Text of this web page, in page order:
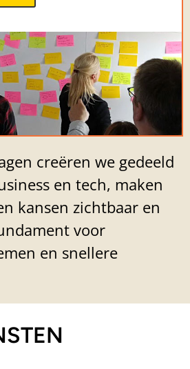
creëren we gedeeld
en tech, maken
kansen zichtbaar en
voor
en snellere